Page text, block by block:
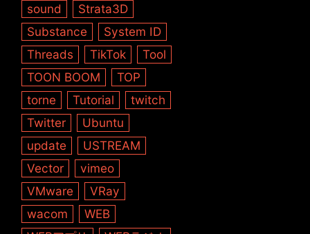
sound
Strata3D
Substance
System ID
Threads
TikTok
Tool
TOON BOOM
TOP
torne
Tutorial
twitch
Twitter
Ubuntu
update
USTREAM
Vector
vimeo
VMware
VRay
wacom
WEB